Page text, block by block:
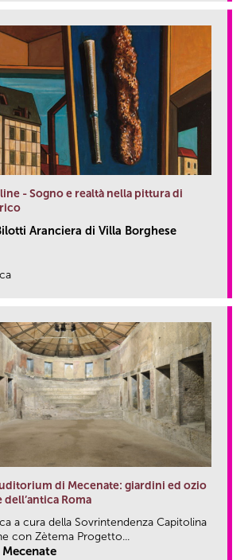
- Sogno e realtà nella pittura di
Aranciera di Villa Borghese
di Mecenate: giardini ed ozio
Roma
a cura della Sovrintendenza Capitolina
con Zètema Progetto...